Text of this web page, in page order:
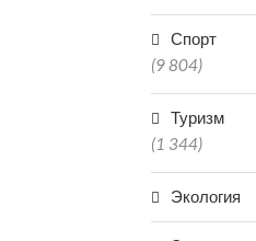
Спорт
(9 804)
Туризм
(1 344)
Экология